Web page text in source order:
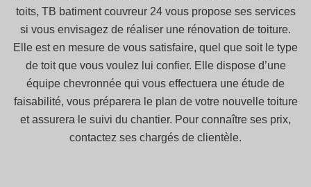
toits, TB batiment couvreur 24 vous propose ses services
si vous envisagez de réaliser une rénovation de toiture.
Elle est en mesure de vous satisfaire, quel que soit le type
de toit que vous voulez lui confier. Elle dispose d’une
équipe chevronnée qui vous effectuera une étude de
faisabilité, vous préparera le plan de votre nouvelle toiture
et assurera le suivi du chantier. Pour connaître ses prix,
contactez ses chargés de clientèle.